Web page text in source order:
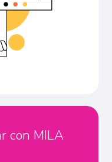
con MILA